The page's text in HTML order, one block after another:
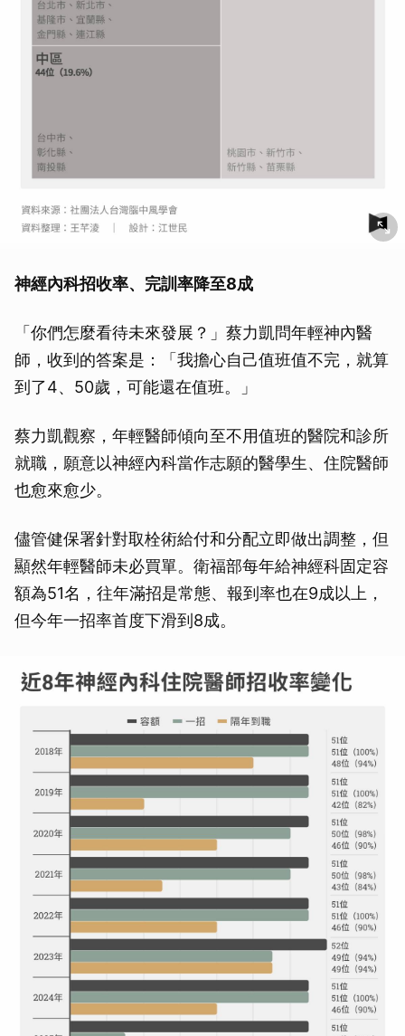
神經內科招收率、完訓率降至8成
「你們怎麼看待未來發展？」蔡力凱問年輕神內醫
師，收到的答案是：「我擔心自己值班值不完，就算
到了4、50歲，可能還在值班。」
蔡力凱觀察，年輕醫師傾向至不用值班的醫院和診所
就職，願意以神經內科當作志願的醫學生、住院醫師
也愈來愈少。
儘管健保署針對取栓術給付和分配立即做出調整，但
顯然年輕醫師未必買單。衛福部每年給神經科固定容
額為51名，往年滿招是常態、報到率也在9成以上，
但今年一招率首度下滑到8成。